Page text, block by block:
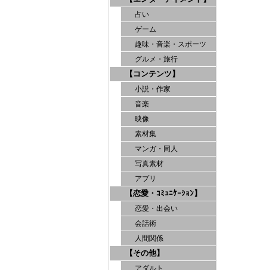
占い
ゲーム
趣味・音楽・スポーツ
グルメ・旅行
【コンテンツ】
小説・作家
音楽
映像
素材集
マンガ・同人
写真素材
アプリ
【恋愛・ｺﾐｭﾆｹｰｼｮﾝ】
恋愛・出会い
会話術
人間関係
【その他】
アダルト